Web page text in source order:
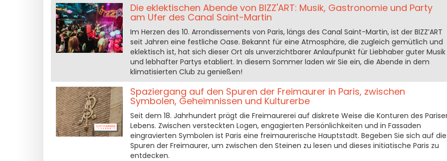
Die eklektischen Abende von BIZZ'ART: Musik, Gastronomie und Party
am Ufer des Canal Saint-Martin
Im Herzen des 10. Arrondissements von Paris, längs des Canal Saint-Martin, ist der BIZZ’ART
seit Jahren eine festliche Oase. Bekannt für eine Atmosphäre, die zugleich gemütlich und
eklektisch ist, hat sich dieser Ort als unverzichtbarer Anlaufpunkt für Liebhaber guter Musik
und lebhafter Partys etabliert. In diesem Sommer laden wir Sie ein, die Abende in dem
klimatisierten Club zu genießen!
Spaziergang auf den Spuren der Freimaurer in Paris, zwischen
Symbolen, Geheimnissen und Kulturerbe
Seit dem 18. Jahrhundert prägt die Freimaurerei auf diskrete Weise die Konturen des
Lebens. Zwischen versteckten Logen, engagierten Persönlichkeiten und in Fassaden
eingravierten Symbolen ist Paris eine freimaurerische Hauptstadt. Begeben Sie sich auf die
Spuren der Freimaurer, um zwischen den Steinen zu lesen und dieses initiatische Paris zu
entdecken.